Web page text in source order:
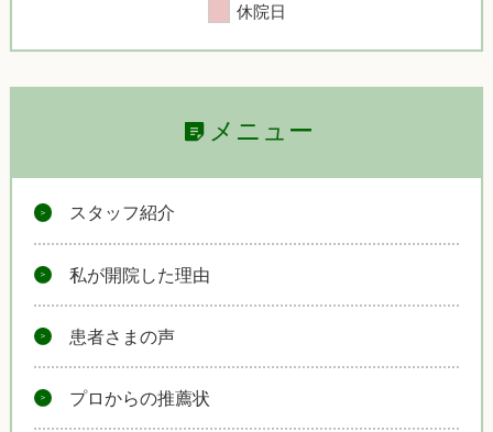
休院日
メニュー
スタッフ紹介
私が開院した理由
患者さまの声
プロからの推薦状